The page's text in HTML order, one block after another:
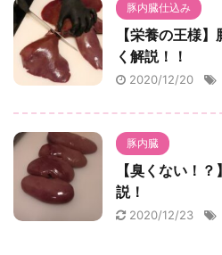
豚内臓仕込み
【栄養の王様
く解説！！
2020/12/20
豚内臓
【臭くない！
説！
2020/12/23